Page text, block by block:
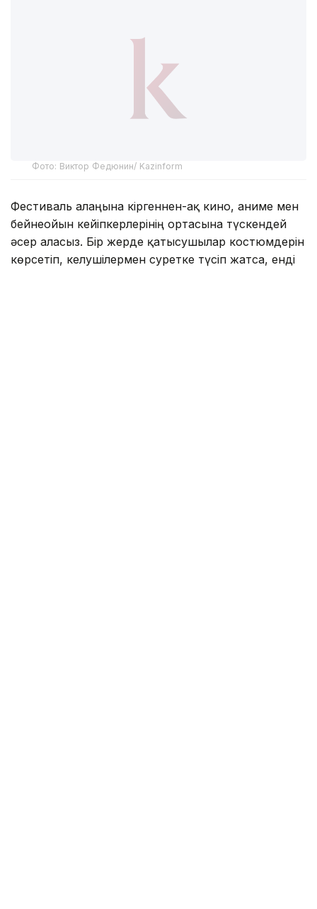
Фото: Виктор Федюнин/ Kazinform
Фестиваль алаңына кіргеннен-ақ кино, аниме мен
бейнеойын кейіпкерлерінің ортасына түскендей
әсер аласыз. Бір жерде қатысушылар костюмдерін
көрсетіп, келушілермен суретке түсіп жатса, енді